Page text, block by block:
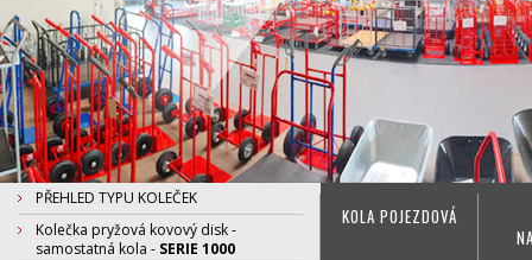
PŘEHLED TYPU KOLEČEK
Kolečka pryžová kovový disk -
samostatná kola - SERIE 1000
KOLA POJEZDOVÁ